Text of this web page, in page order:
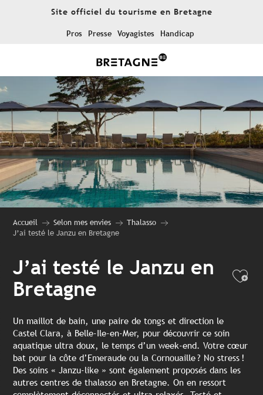
Site officiel du tourisme en Bretagne
Pros Presse Voyagistes Handicap
Accueil Selon mes envies
Thalasso
J’ai testé le Janzu en Bretagne
J’ai testé le Janzu en
Bretagne
Un maillot de bain, une paire de tongs et direction le
Castel Clara, à Belle-Ile-en-Mer, pour découvrir ce soin
aquatique ultra doux, le temps d’un week-end. Votre cœur
bat pour la côte d’Emeraude ou la Cornouaille ? No stress !
Des soins « Janzu-like » sont également proposés dans les
autres centres de thalasso en Bretagne. On en ressort